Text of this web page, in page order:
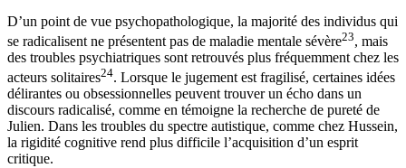
D’un point de vue psychopathologique, la majorité des individus qui
se radicalisent ne présentent pas de maladie mentale sévère23, mais
des troubles psychiatriques sont retrouvés plus fréquemment chez les
acteurs solitaires24. Lorsque le jugement est fragilisé, certaines idées
délirantes ou obsessionnelles peuvent trouver un écho dans un
discours radicalisé, comme en témoigne la recherche de pureté de
Julien. Dans les troubles du spectre autistique, comme chez Hussein,
la rigidité cognitive rend plus difficile l’acquisition d’un esprit
critique.